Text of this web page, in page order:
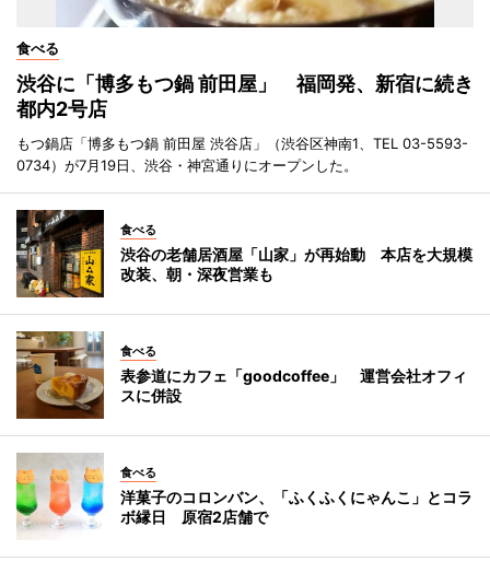
食べる
渋谷に「博多もつ鍋 前田屋」 福岡発、新宿に続き
都内2号店
もつ鍋店「博多もつ鍋 前田屋 渋谷店」（渋谷区神南1、TEL 03-5593-
0734）が7月19日、渋谷・神宮通りにオープンした。
食べる
渋谷の老舗居酒屋「山家」が再始動 本店を大規模
改装、朝・深夜営業も
食べる
表参道にカフェ「goodcoffee」 運営会社オフィ
スに併設
食べる
洋菓子のコロンバン、「ふくふくにゃんこ」とコラ
ボ縁日 原宿2店舗で